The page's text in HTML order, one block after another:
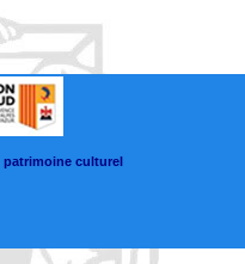
patrimoine culturel